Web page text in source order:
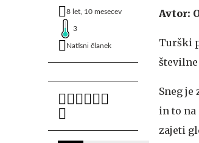
8 let, 10 mesecev
3
Natisni članek
Avtor:
Turški
številne
Sneg
in to na
zajeti